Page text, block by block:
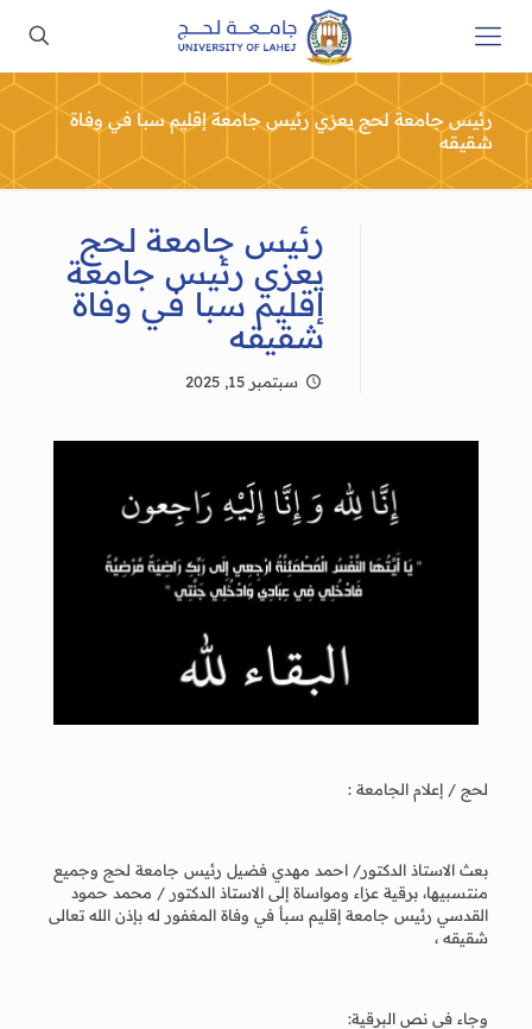
رئيس جامعة لحج يعزي رئيس جامعة إقليم سبا في وفاة
شقيقه
رئيس جامعة لحج
يعزي رئيس جامعة
إقليم سبا في وفاة
شقيقه
سبتمبر 15, 2025
لحج / إعلام الجامعة :
بعث الاستاذ الدكتور/ احمد مهدي فضيل رئيس جامعة لحج وجميع
منتسبيها، برقية عزاء ومواساة إلى الاستاذ الدكتور / محمد حمود
القدسي رئيس جامعة إقليم سبأ في وفاة المغفور له بإذن الله تعالى
شقيقه ،
وجاء في نص البرقية: